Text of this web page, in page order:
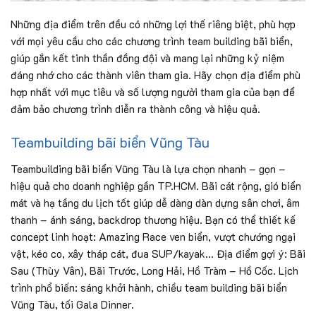
Những địa điểm trên đều có những lợi thế riêng biệt, phù hợp
với mọi yêu cầu cho các chương trình team building bãi biển,
giúp gắn kết tinh thần đồng đội và mang lại những kỷ niệm
đáng nhớ cho các thành viên tham gia. Hãy chọn địa điểm phù
hợp nhất với mục tiêu và số lượng người tham gia của bạn để
đảm bảo chương trình diễn ra thành công và hiệu quả.
Teambuilding bãi biển Vũng Tàu
Teambuilding bãi biển Vũng Tàu là lựa chọn nhanh – gọn –
hiệu quả cho doanh nghiệp gần TP.HCM. Bãi cát rộng, gió biển
mát và hạ tầng du lịch tốt giúp dễ dàng dàn dựng sân chơi, âm
thanh – ánh sáng, backdrop thương hiệu. Bạn có thể thiết kế
concept linh hoạt: Amazing Race ven biển, vượt chướng ngại
vật, kéo co, xây tháp cát, đua SUP/kayak… Địa điểm gợi ý: Bãi
Sau (Thùy Vân), Bãi Trước, Long Hải, Hồ Tràm – Hồ Cốc. Lịch
trình phổ biến: sáng khởi hành, chiều team building bãi biển
Vũng Tàu, tối Gala Dinner.